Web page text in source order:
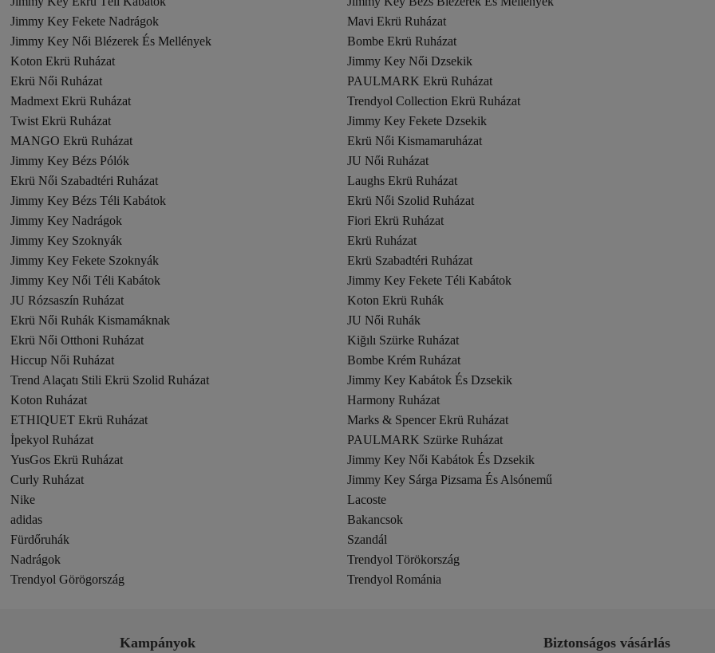
Jimmy Key Fekete Nadrágok
Mavi Ekrü Ruházat
Jimmy Key Női Blézerek És Mellények
Bombe Ekrü Ruházat
Koton Ekrü Ruházat
Jimmy Key Női Dzsekik
Ekrü Női Ruházat
PAULMARK Ekrü Ruházat
Madmext Ekrü Ruházat
Trendyol Collection Ekrü Ruházat
Twist Ekrü Ruházat
Jimmy Key Fekete Dzsekik
MANGO Ekrü Ruházat
Ekrü Női Kismamaruházat
Jimmy Key Bézs Pólók
JU Női Ruházat
Ekrü Női Szabadtéri Ruházat
Laughs Ekrü Ruházat
Jimmy Key Bézs Téli Kabátok
Ekrü Női Szolid Ruházat
Jimmy Key Nadrágok
Fiori Ekrü Ruházat
Jimmy Key Szoknyák
Ekrü Ruházat
Jimmy Key Fekete Szoknyák
Ekrü Szabadtéri Ruházat
Jimmy Key Női Téli Kabátok
Jimmy Key Fekete Téli Kabátok
JU Rózsaszín Ruházat
Koton Ekrü Ruhák
Ekrü Női Ruhák Kismamáknak
JU Női Ruhák
Ekrü Női Otthoni Ruházat
Kiğılı Szürke Ruházat
Hiccup Női Ruházat
Bombe Krém Ruházat
Trend Alaçatı Stili Ekrü Szolid Ruházat
Jimmy Key Kabátok És Dzsekik
Koton Ruházat
Harmony Ruházat
ETHIQUET Ekrü Ruházat
Marks & Spencer Ekrü Ruházat
İpekyol Ruházat
PAULMARK Szürke Ruházat
YusGos Ekrü Ruházat
Jimmy Key Női Kabátok És Dzsekik
Curly Ruházat
Jimmy Key Sárga Pizsama És Alsónemű
Nike
Lacoste
adidas
Bakancsok
Fürdőruhák
Szandál
Nadrágok
Trendyol Törökország
Trendyol Görögország Trendyol Románia
Kampányok Biztonságos vásárlás